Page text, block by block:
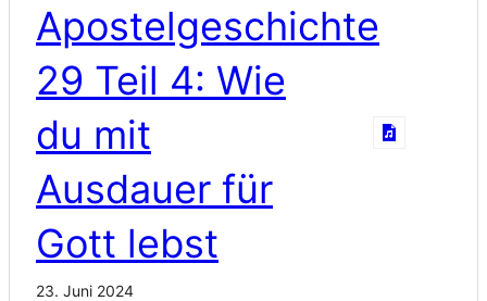
Apostelgeschichte
29 Teil 4: Wie
du mit
Ausdauer für
Gott lebst
23. Juni 2024